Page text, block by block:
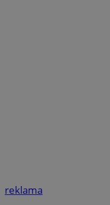
reklama